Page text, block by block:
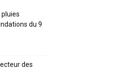
pluies
du 9
des